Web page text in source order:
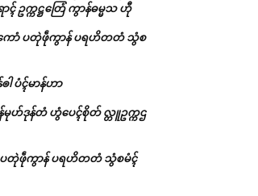
ဥက္ကဋ္ဌတြေံ ကွာန်ဓမ္မသ ဟီု
ောံ ပတုဲဖဵုကွာန် ပရဟိတတံ သွံစ
ါ ပံၚ်မာန်ဟာ
မုဟ်ဒုန်တံ ဟွံပေၚ်စိုတ် လ္တူဥက္ကဌ
တုဲဖဵုကွာန် ပရဟိတတံ သွံစမံၚ်